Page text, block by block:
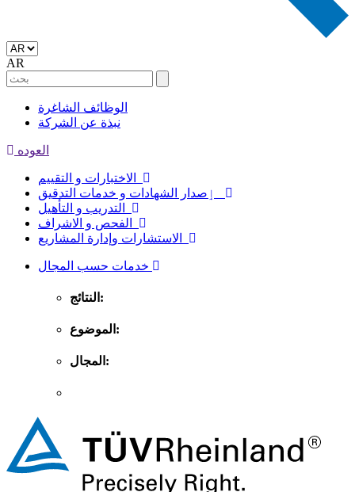
AR
الوظائف الشاغرة
نبذة عن الشركة
العوده
النتائج:
الموضوع:
المجال: